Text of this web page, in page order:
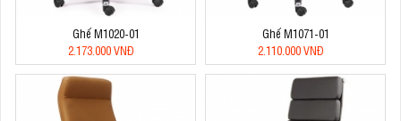
Ghế M1020-01
2.173.000 VNĐ
Ghế M1071-01
2.110.000 VNĐ